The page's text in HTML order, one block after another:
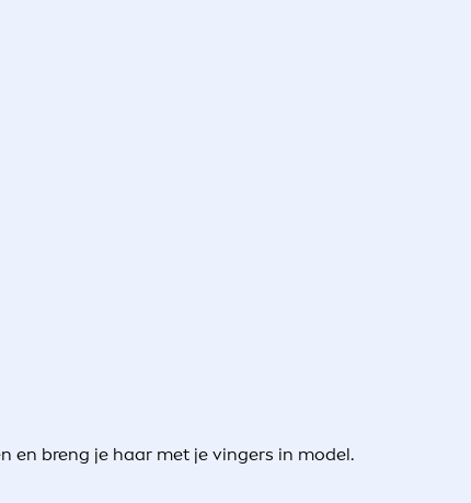
en breng je haar met je vingers in model.